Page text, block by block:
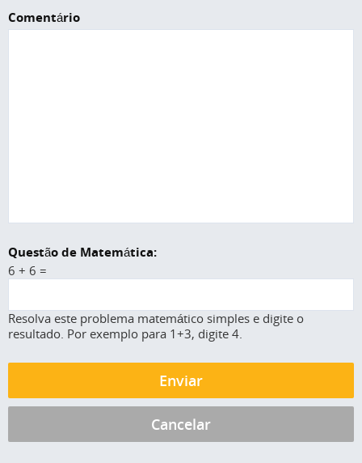
Comentário
Questão de Matemática:
6 + 6 =
Resolva este problema matemático simples e digite o
resultado. Por exemplo para 1+3, digite 4.